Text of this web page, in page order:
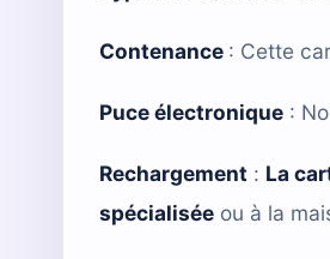
Contenance : Cette
Puce électronique :
Rechargement : La
spécialisée ou à la